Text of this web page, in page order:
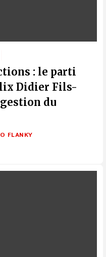
: le parti
Didier Fils-
du
FLANKY